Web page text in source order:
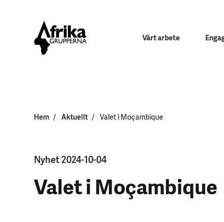
Vårt arbete
Hem Aktuellt Valet i Moçambique
Nyhet 2024-10-04
Valet i Moçambique